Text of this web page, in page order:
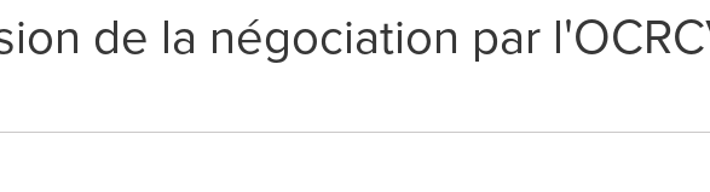
de la négociation par